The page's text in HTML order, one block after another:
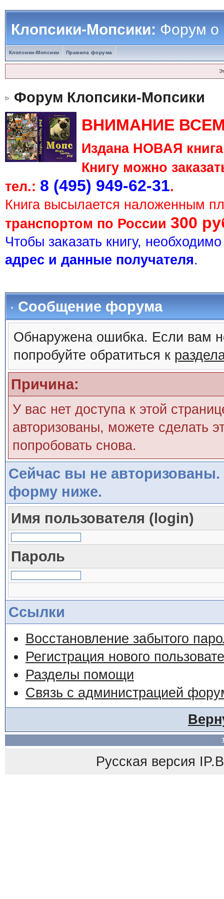
Клопсики-Мопсики:Форум о
Клопсики-Мопсики Правила форума
Форум Клопсики-Мопсики
ВНИМАНИЕ
Издана НОВАЯ
Книгу можно
тел.: 8 (495) 949-62-31.
Книга высылается наложенным
транспортом по России 300
Чтобы заказать книгу,
адрес и данные получателя.
Сообщение форума
Обнаружена ошибка. Если вам
попробуйте обратиться к
Причина:
У вас нет доступа к этой
авторизованы, можете сделать
попробовать снова.
Сейчас вы не авторизованы.
форму ниже.
Имя пользователя (login)
Пароль
Ссылки
Восстановление забытого
Регистрация нового
Разделы помощи
Связь с администрацией
Русская версия